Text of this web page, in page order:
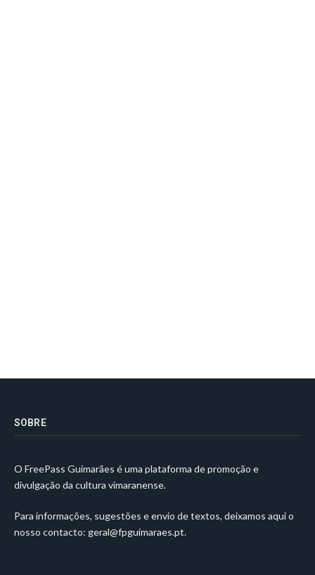
SOBRE
O FreePass Guimarães é uma plataforma de promoção e
divulgação da cultura vimaranense.
Para informações, sugestões e envio de textos, deixamos aqui o
nosso contacto: geral@fpguimaraes.pt.